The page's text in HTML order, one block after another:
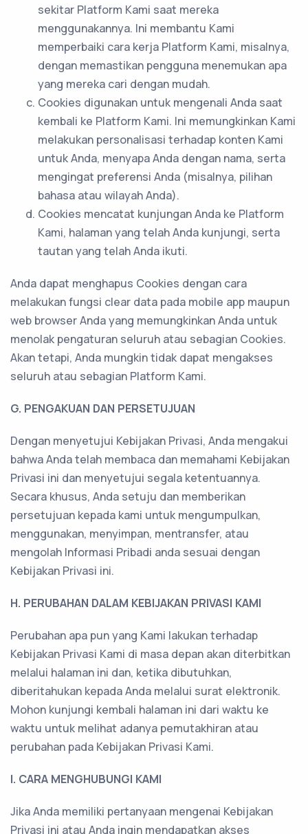
sekitar Platform Kami saat mereka
menggunakannya. Ini membantu Kami
memperbaiki cara kerja Platform Kami, misalnya,
dengan memastikan pengguna menemukan apa
yang mereka cari dengan mudah.
Cookies digunakan untuk mengenali Anda saat
kembali ke Platform Kami. Ini memungkinkan Kami
melakukan personalisasi terhadap konten Kami
untuk Anda, menyapa Anda dengan nama, serta
mengingat preferensi Anda (misalnya, pilihan
bahasa atau wilayah Anda).
Cookies mencatat kunjungan Anda ke Platform
Kami, halaman yang telah Anda kunjungi, serta
tautan yang telah Anda ikuti.
Anda dapat menghapus Cookies dengan cara
melakukan fungsi clear data pada mobile app maupun
web browser Anda yang memungkinkan Anda untuk
menolak pengaturan seluruh atau sebagian Cookies.
Akan tetapi, Anda mungkin tidak dapat mengakses
seluruh atau sebagian Platform Kami.
G. PENGAKUAN DAN PERSETUJUAN
Dengan menyetujui Kebijakan Privasi, Anda mengakui
bahwa Anda telah membaca dan memahami Kebijakan
Privasi ini dan menyetujui segala ketentuannya.
Secara khusus, Anda setuju dan memberikan
persetujuan kepada kami untuk mengumpulkan,
menggunakan, menyimpan, mentransfer, atau
mengolah Informasi Pribadi anda sesuai dengan
Kebijakan Privasi ini.
H. PERUBAHAN DALAM KEBIJAKAN PRIVASI KAMI
Perubahan apa pun yang Kami lakukan terhadap
Kebijakan Privasi Kami di masa depan akan diterbitkan
melalui halaman ini dan, ketika dibutuhkan,
diberitahukan kepada Anda melalui surat elektronik.
Mohon kunjungi kembali halaman ini dari waktu ke
waktu untuk melihat adanya pemutakhiran atau
perubahan pada Kebijakan Privasi Kami.
I. CARA MENGHUBUNGI KAMI
Jika Anda memiliki pertanyaan mengenai Kebijakan
Privasi ini atau Anda ingin mendapatkan akses